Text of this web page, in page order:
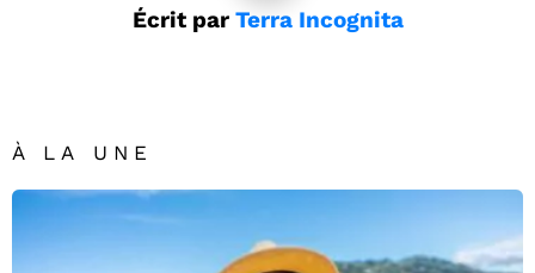
Écrit par Terra Incognita
À LA UNE